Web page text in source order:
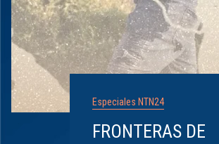
Especiales NTN24
FRONTERAS DE